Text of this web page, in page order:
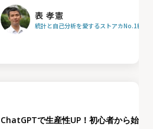
表 孝憲
統計と自己分析を愛するストアカNo.1統計
ChatGPTで生産性UP！初心者から始め